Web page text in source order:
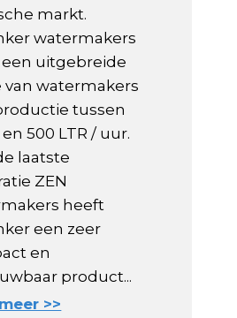
markt.
watermakers
uitgebreide
van watermakers
tussen
500 LTR / uur.
laatste
ZEN
heeft
een zeer
en
product...
>>